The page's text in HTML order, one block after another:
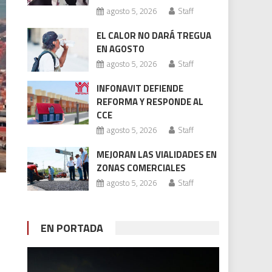
agosto 5, 2026 Staff
EL CALOR NO DARÁ TREGUA
EN AGOSTO
agosto 5, 2026 Staff
INFONAVIT DEFIENDE
REFORMA Y RESPONDE AL
CCE
agosto 5, 2026 Staff
MEJORAN LAS VIALIDADES EN
ZONAS COMERCIALES
agosto 5, 2026 Staff
EN PORTADA